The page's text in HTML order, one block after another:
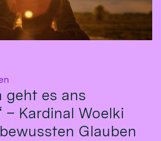
geht es ans
– Kardinal Woelki
Glauben